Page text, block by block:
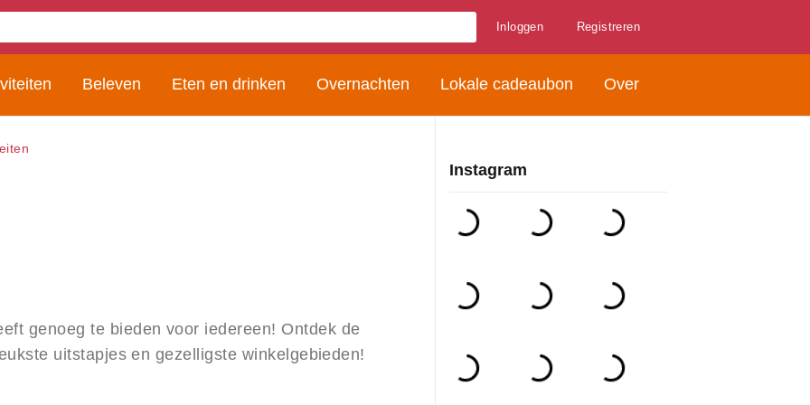
Inloggen Registreren
Beleven Eten en drinken Overnachten Lokale cadeaubon Over
genoeg te bieden voor iedereen! Ontdek de
uitstapjes en gezelligste winkelgebieden!
Instagram